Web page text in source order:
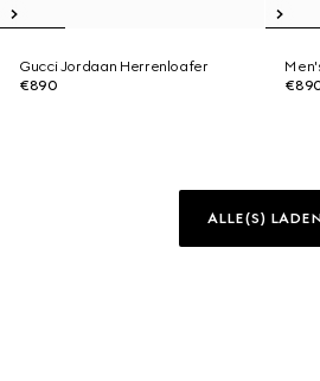
Gucci Jordaan Herrenloafer
€890
ALLE(S)